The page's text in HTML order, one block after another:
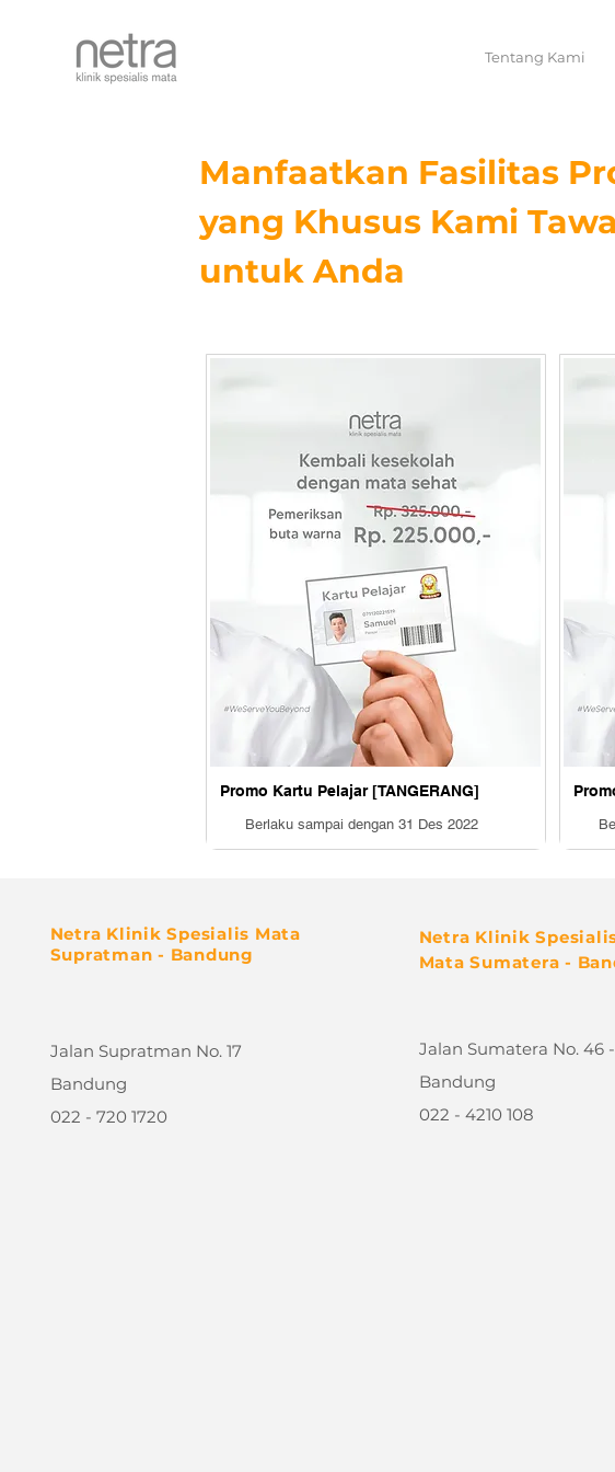
Tentang Kami
Manfaatkan Fasilitas
yang Khusus Kami
untuk Anda
Promo Kartu Pelajar [TANGERANG]
Berlaku sampai dengan 31 Des 2022
Netra Klinik Spesialis Mata
Supratman - Bandung
Jalan Supratman No. 17
Bandung
022 - 720 1720
Netra Klinik
Mata Sumatera -
Jalan Sumatera No. 46
Bandung
022 - 4210 108